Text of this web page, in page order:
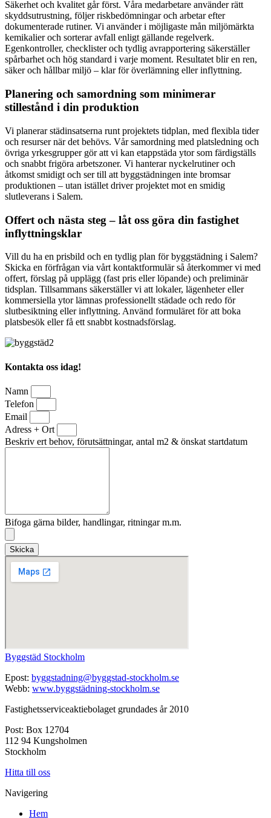
Säkerhet och kvalitet går först. Våra medarbetare använder rätt
skyddsutrustning, följer riskbedömningar och arbetar efter
dokumenterade rutiner. Vi använder i möjligaste mån miljömärkta
kemikalier och sorterar avfall enligt gällande regelverk.
Egenkontroller, checklister och tydlig avrapportering säkerställer
spårbarhet och hög standard i varje moment. Resultatet blir en ren,
säker och hållbar miljö – klar för överlämning eller inflyttning.
Planering och samordning som minimerar
stillestånd i din produktion
Vi planerar städinsatserna runt projektets tidplan, med flexibla tider
och resurser när det behövs. Vår samordning med platsledning och
övriga yrkesgrupper gör att vi kan etappstäda ytor som färdigställs
och snabbt frigöra arbetszoner. Vi hanterar nyckelrutiner och
åtkomst smidigt och ser till att byggstädningen inte bromsar
produktionen – utan istället driver projektet mot en smidig
slutleverans i Salem.
Offert och nästa steg – låt oss göra din fastighet
inflyttningsklar
Vill du ha en prisbild och en tydlig plan för byggstädning i Salem?
Skicka en förfrågan via vårt kontaktformulär så återkommer vi med
offert, förslag på upplägg (fast pris eller löpande) och preliminär
tidsplan. Tillsammans säkerställer vi att lokaler, lägenheter eller
kommersiella ytor lämnas professionellt städade och redo för
slutbesiktning eller inflyttning. Använd formuläret för att boka
platsbesök eller få ett snabbt kostnadsförslag.
Kontakta oss idag!
Namn
Telefon
Email
Adress + Ort
Beskriv ert behov, förutsättningar, antal m2 & önskat startdatum
Bifoga gärna bilder, handlingar, ritningar m.m.
Skicka
Byggstäd Stockholm
Epost: byggstadning@byggstad-stockholm.se
Webb: www.byggstädning-stockholm.se
Fastighetsserviceaktiebolaget grundades år 2010
Post: Box 12704
112 94 Kungsholmen
Stockholm
Hitta till oss
Navigering
Hem